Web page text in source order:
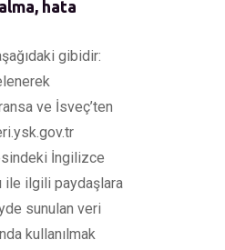
hata
gibidir:
ve İsveç’ten
İngilizce
ile ilgili paydaşlara
sunulan veri
kullanılmak